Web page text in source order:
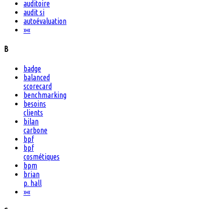
auditoire
audit si
autoévaluation
»«
B
badge
balanced
scorecard
benchmarking
besoins
clients
bilan
carbone
bpf
bpf
cosmétiques
bpm
brian
p. hall
»«